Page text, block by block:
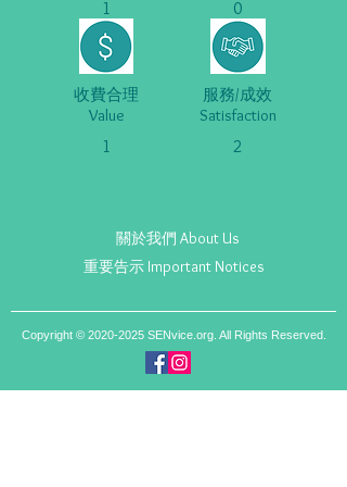
1 0
收費合理
Value
服務/成效
Satisfaction
1 2
關於我們 About Us
重要告示 Important Notices
Copyright © 2020-2025SENvice.org. All Rights Reserved.